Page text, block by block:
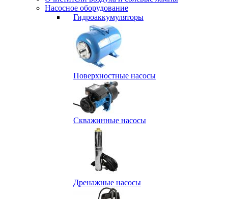
Насосное оборудование
Гидро­аккумуляторы
Поверхностные насосы
Скважинные насосы
Дренажные насосы